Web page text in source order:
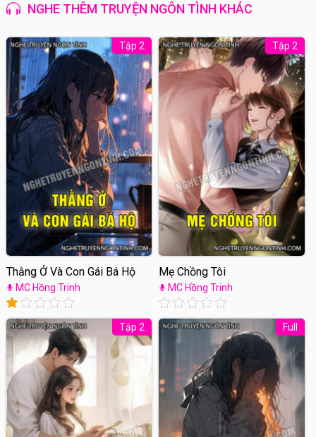
NGHE THÊM TRUYỆN NGÔN TÌNH KHÁC
Thằng Ở Và Con Gái Bá Hộ
MC Hồng Trinh
Tập 2
Mẹ Chồng Tôi
MC Hồng Trinh
Tập 2
Tập 2 Full